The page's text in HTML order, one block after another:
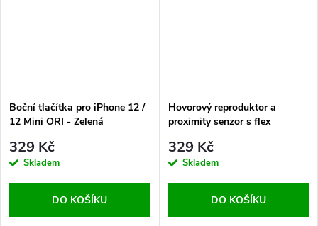
Boční tlačítka pro iPhone 12 /
12 Mini ORI - Zelená
329 Kč
Skladem
DO KOŠÍKU
Hovorový reproduktor a
proximity senzor s flex
ORI R
329 Kč
Skladem
DO KOŠÍKU